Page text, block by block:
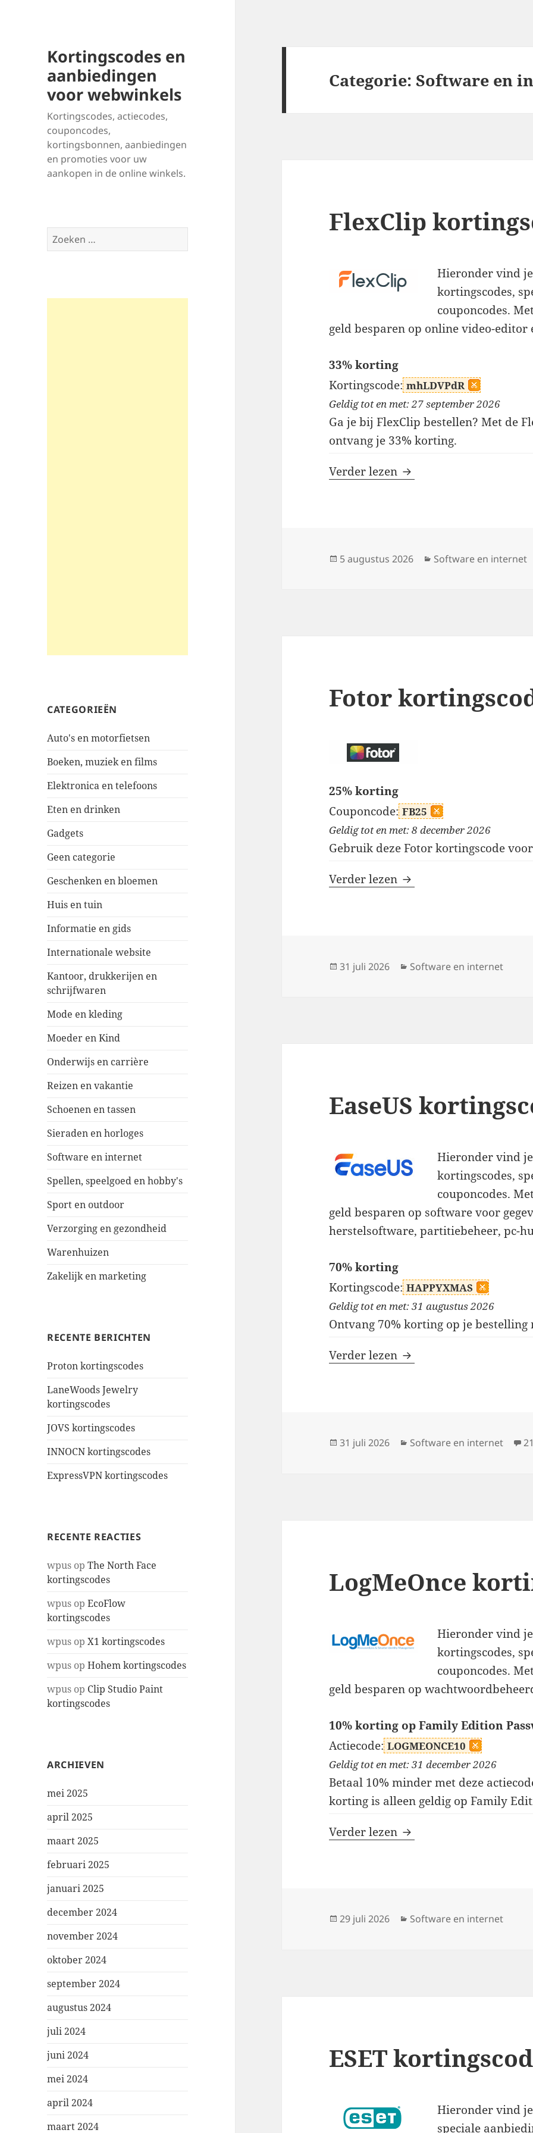
Kortingscodes en
aanbiedingen
voor webwinkels
Kortingscodes, actiecodes,
couponcodes,
kortingsbonnen, aanbiedingen
en promoties voor uw
aankopen in de online winkels.
Zoeken
naar:
CATEGORIEËN
Auto's en motorfietsen
Boeken, muziek en films
Elektronica en telefoons
Eten en drinken
Gadgets
Geen categorie
Geschenken en bloemen
Huis en tuin
Informatie en gids
Internationale website
Kantoor, drukkerijen en
schrijfwaren
Mode en kleding
Moeder en Kind
Onderwijs en carrière
Reizen en vakantie
Schoenen en tassen
Sieraden en horloges
Software en internet
Spellen, speelgoed en hobby's
Sport en outdoor
Verzorging en gezondheid
Warenhuizen
Zakelijk en marketing
RECENTE BERICHTEN
Proton kortingscodes
LaneWoods Jewelry
kortingscodes
JOVS kortingscodes
INNOCN kortingscodes
ExpressVPN kortingscodes
RECENTE REACTIES
wpus opThe North Face
kortingscodes
wpus opEcoFlow
kortingscodes
wpus opX1 kortingscodes
wpus opHohem kortingscodes
wpus op Clip Studio Paint
kortingscodes
ARCHIEVEN
mei 2025
april 2025
maart 2025
februari 2025
januari 2025
december 2024
november 2024
oktober 2024
september 2024
augustus 2024
juli 2024
juni 2024
mei 2024
april 2024
maart 2024
Categorie:Software en
FlexClip
Hieronder vind
kortingscodes,
couponcodes.
geld besparen op online video-editor
33% korting
Kortingscode: mhLDVPdR
Geldig tot en met: 27 september 2026
Ga je bij FlexClip bestellen? Met de
ontvang je 33% korting.
Verder lezen FlexClip kortingscodes
Geplaatst
5 augustus 2026 Categorieën
Software en internet
Fotor
25% korting
Couponcode: FB25
Geldig tot en met: 8 december 2026
Gebruik deze Fotor kortingscode
Verder lezen Fotor kortingscodes
Geplaatst
31 juli 2026 Categorieën
Software en internet
EaseUS
Hieronder vind je
kortingscodes,
couponcodes.
geld besparen op software voor
herstelsoftware, partitiebeheer, pc-
70% korting
Kortingscode: HAPPYXMAS
Geldig tot en met: 31 augustus 2026
Ontvang 70% korting op je bestelling
Verder lezen EaseUS kortingscodes
Geplaatst
31 juli 2026 Categorieën
Software en internet
LogMeOnce
Hieronder vind
kortingscodes,
couponcodes.
geld besparen op
10% korting op Family Edition
Actiecode: LOGMEONCE10
Geldig tot en met: 31 december 2026
Betaal 10% minder met deze
korting is alleen geldig op Family
Verder lezen LogMeOnce
Geplaatst
29 juli 2026 Categorieën
Software en internet
ESET
Hieronder vind
speciale